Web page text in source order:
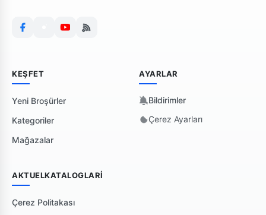
KEŞFET
Yeni Broşürler
Kategoriler
Mağazalar
AYARLAR
Bildirimler
Çerez Ayarları
AKTUELKATALOGLARI
Çerez Politakası